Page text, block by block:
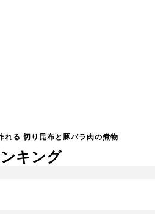
れる 切り昆布と豚バラ肉の煮物
キング